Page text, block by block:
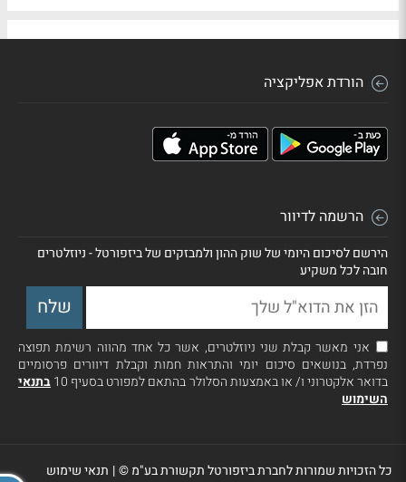
הורדת אפליקציה
הרשמה לדיוור
הירשם לסיכום היומי של שוק ההון ולמבזקים של ביזפורטל - ניוזלטרים
חובה לכל משקיע
אני מאשר קבלת שני ניוזלטרים, אשר כל אחד מהווה רשימת תפוצה
נפרדת, בנושאים סיכום יומי והתראות חמות וקבלת דיוורים פרסומיים
בדואר אלקטרוני ו/ או באמצעות הסלולר בהתאם למפורט בסעיף 10
בתנאי
השימוש
כל הזכויות שמורות לחברת ביזפורטל תקשורת בע"מ ©| תנאי שימוש